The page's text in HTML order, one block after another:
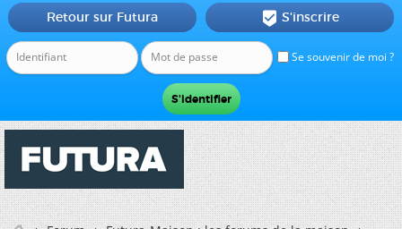
Se souvenir de moi ?
Retour sur Futura  S'inscrire